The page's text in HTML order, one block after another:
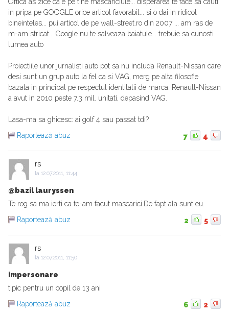
in pripa pe GOOGLE orice articol favorabil... si o dai in ridicol
bineinteles... pui articol de pe wall-street.ro din 2007 ... am ras de
m-am stricat... Google nu te salveaza baiatule... trebuie sa cunosti
lumea auto
Proiectiile unor jurnalisti auto pot sa nu includa Renault-Nissan care
desi sunt un grup auto la fel ca si VAG, merg pe alta filosofie
bazata in principal pe respectul identitatii de marca. Renault-Nissan
a avut in 2010 peste 7.3 mil. unitati, depasind VAG.
Lasa-ma sa ghicesc: ai golf 4 sau passat tdi?
Raportează abuz
7 4
rs
la 12.07.2011, 11:44
@bazil lauryssen
Te rog sa ma ierti ca te-am facut mascarici.De fapt ala sunt eu.
Raportează abuz
2 5
rs
la 12.07.2011, 11:50
impersonare
tipic pentru un copil de 13 ani
Raportează abuz
6 2